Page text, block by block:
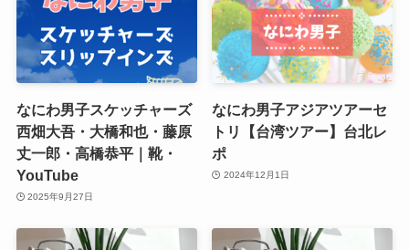
なにわ男子スケッチャーズ
西畑大吾・大橋和也・藤原
丈一郎・高橋恭平｜靴・
YouTube
2025年9月27日
なにわ男子アジアツアーセ
トリ【台湾ツアー】台北レ
ポ
2024年12月1日